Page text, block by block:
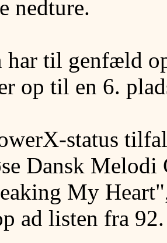
nedture.
har til genfæld
op til en 6.
status
Dansk
My
ad listen fra